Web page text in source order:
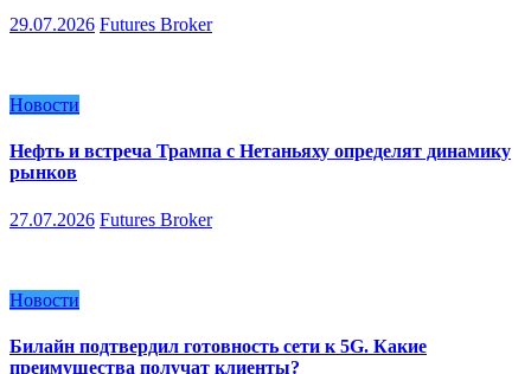
29.07.2026 Futures Broker
Новости
Нефть и встреча Трампа с Нетаньяху определят динамику
рынков
27.07.2026 Futures Broker
Новости
Билайн подтвердил готовность сети к 5G. Какие
преимущества получат клиенты?